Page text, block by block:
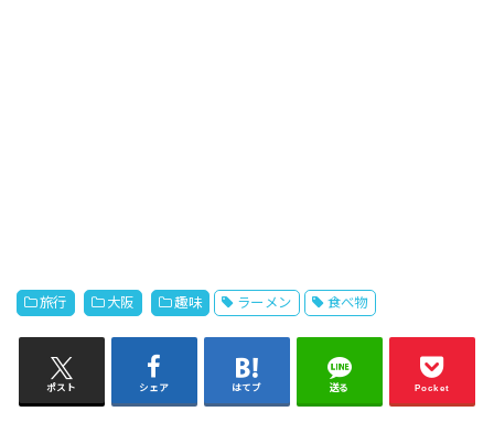
旅行 大阪 趣味 ラーメン 食べ物
ポスト シェア はてブ 送る Pocket